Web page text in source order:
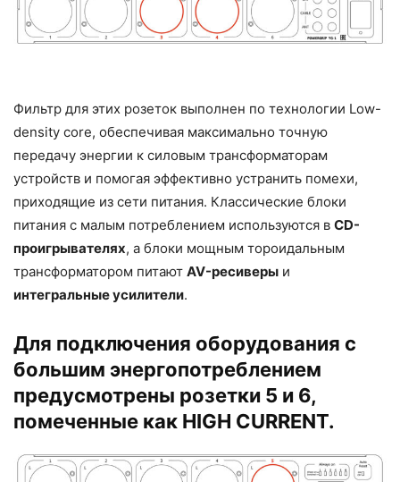
Фильтр для этих розеток выполнен по технологии Low-
density core, обеспечивая максимально точную
передачу энергии к силовым трансформаторам
устройств и помогая эффективно устранить помехи,
приходящие из сети питания. Классические блоки
питания с малым потреблением используются в CD-
проигрывателях, а блоки мощным тороидальным
трансформатором питают AV-ресиверы и
интегральные усилители.
Для подключения оборудования с
большим энергопотреблением
предусмотрены розетки 5 и 6,
помеченные как HIGH CURRENT.